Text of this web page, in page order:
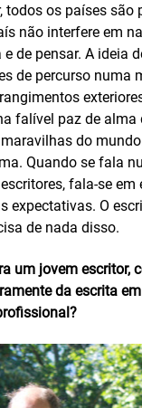
todos os países são
não interfere em
de pensar. A ideia
de percurso numa
falível paz de alma
do
Quando se fala
fala-se em
expectativas. O
de nada disso.
um jovem escritor,
da escrita